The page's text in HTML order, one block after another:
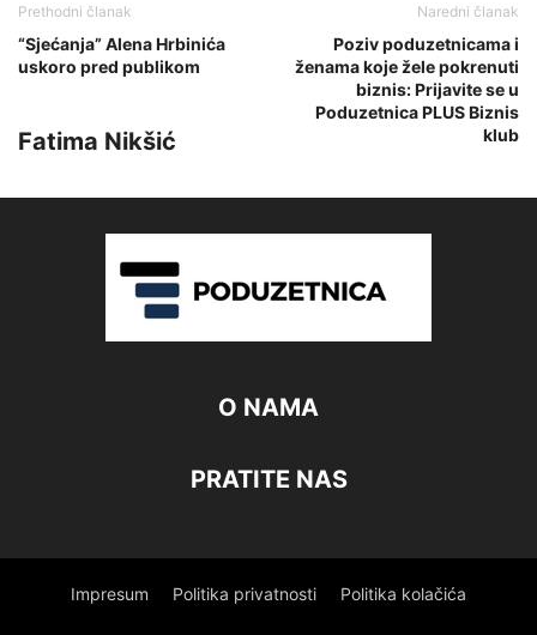
Prethodni članak
“Sjećanja” Alena Hrbinića
uskoro pred publikom
Naredni članak
Poziv poduzetnicama i
ženama koje žele pokrenuti
biznis: Prijavite se u
Poduzetnica PLUS Biznis
klub
Fatima Nikšić
O NAMA
PRATITE NAS
Impresum Politika privatnosti Politika kolačića